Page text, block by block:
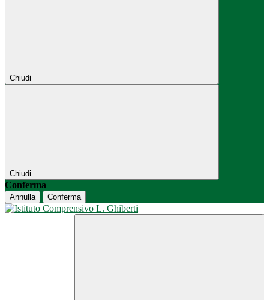
Chiudi
Chiudi
Conferma
Annulla Conferma